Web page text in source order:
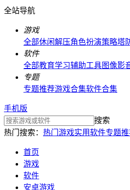
全站导航
游戏
全部休闲解压角色扮演策略塔
软件
全部教育学习辅助工具图像影
专题
专题推荐游戏合集软件合集
手机版
搜索
热门搜索： 热门游戏实用软件专题
首页
游戏
软件
安卓游戏